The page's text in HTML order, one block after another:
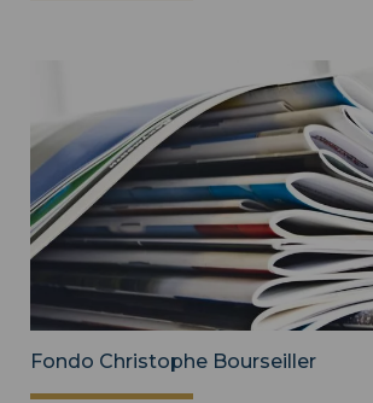
Fondo Christophe Bourseiller